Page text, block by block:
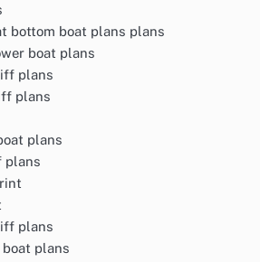
bottom boat plans plans
boat plans
plans
plans
plans
plans
plans
plans